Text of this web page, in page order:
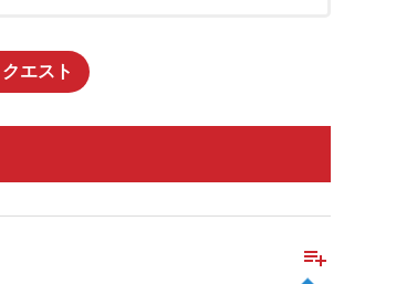
エスト
playlist_add